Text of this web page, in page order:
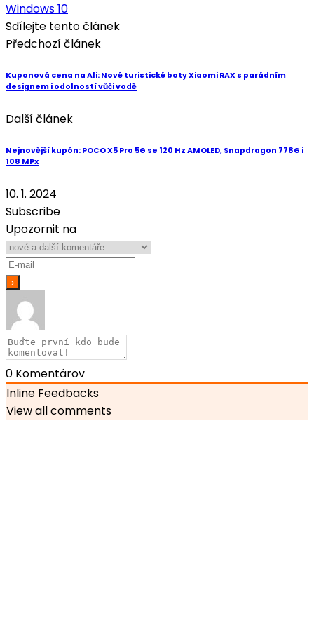
Windows 10
Sdílejte tento článek
Předchozí článek
Kuponová cena na Ali: Nové turistické boty Xiaomi RAX s parádním
designem i odolností vůči vodě
Další článek
Nejnovější kupón: POCO X5 Pro 5G se 120 Hz AMOLED, Snapdragon 778G i
108 MPx
10. 1. 2024
Subscribe
Upozornit na
0 Komentárov
Inline Feedbacks
View all comments